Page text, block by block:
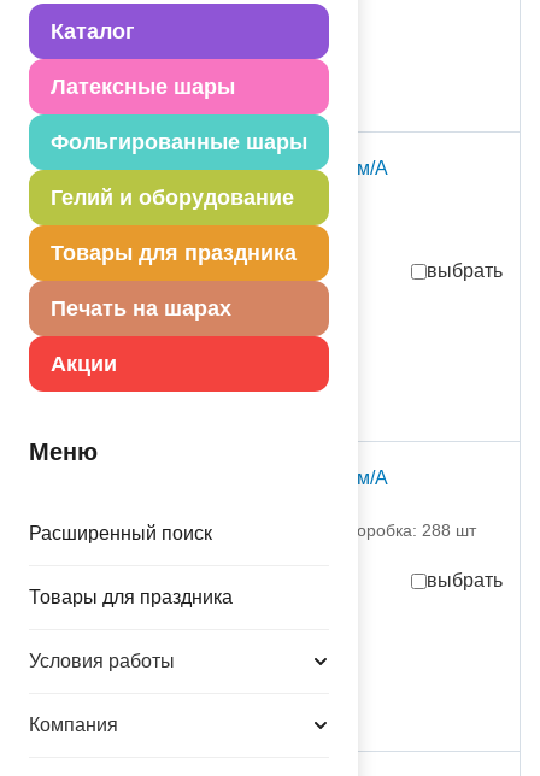
Каталог
Латексные шары
Фольгированные шары
Гелий и оборудование
Товары для праздника
Печать на шарах
Акции
Меню
Расширенный поиск
Товары для праздника
Условия работы
Компания
44,70
536,40руб.
в достаточном количестве
шт
Свеча -цифра "2" 7,6см/A
1502-0139 Амскан
партия поставки: 12 шт
выбрать
44,70 руб.
в достаточном количестве
Свеча -цифра "3" 7,6см/A
партия поставки: 12 шт коробка: 288 шт
выбрать
536,40руб. за партию